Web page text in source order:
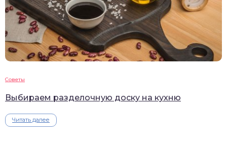
Советы
Выбираем разделочную доску на кухню
Читать далее